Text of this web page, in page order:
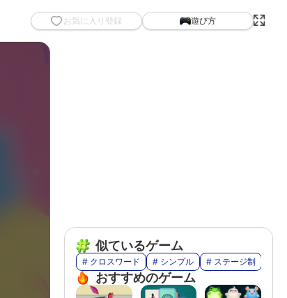
お気に入り登録 遊び方
似ているゲーム
# クロスワード # シンプル # ステージ制
おすすめのゲーム